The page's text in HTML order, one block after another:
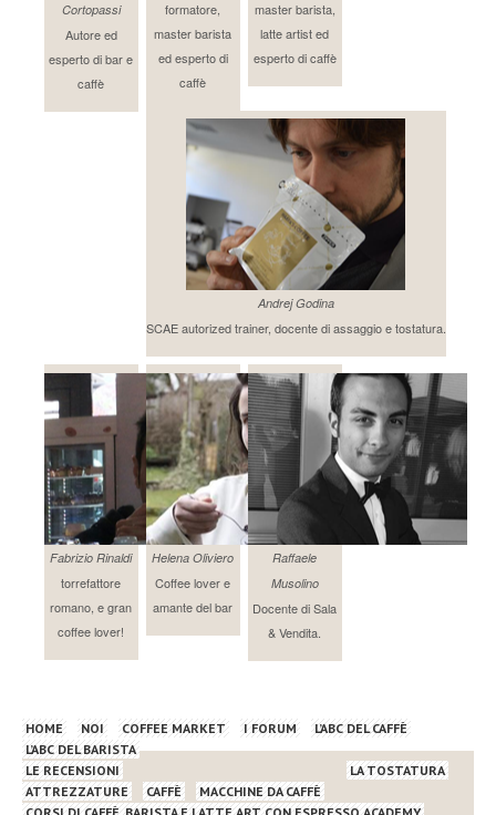
Cortopassi
Autore ed
esperto di bar e
caffè
formatore,
master barista
ed esperto di
caffè
master barista,
latte artist ed
esperto di caffè
Andrej Godina
SCAE autorized trainer, docente di assaggio e tostatura.
Fabrizio Rinaldi
torrefattore
romano, e gran
coffee lover!
Helena Oliviero
Coffee lover e
amante del bar
Raffaele
Musolino
Docente di Sala
& Vendita.
HOME NOI COFFEE MARKET I FORUM
L’ABC DEL CAFFÈ
L’ABC DEL BARISTA
LE RECENSIONI
ATTREZZATURE
CAFFÈ MACCHINE DA CAFFÈ
LA TOSTATURA